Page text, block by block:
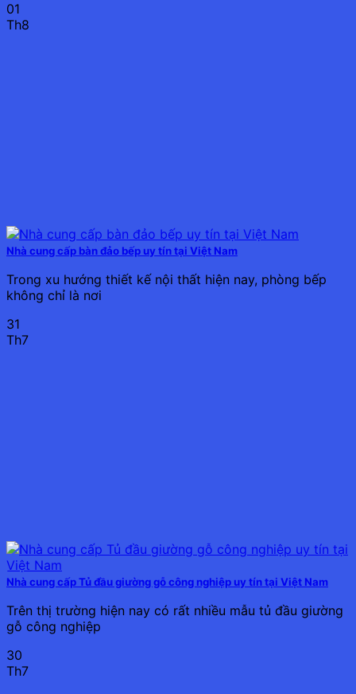
01
Th8
Nhà cung cấp bàn đảo bếp uy tín tại Việt Nam
Trong xu hướng thiết kế nội thất hiện nay, phòng bếp
không chỉ là nơi
31
Th7
Nhà cung cấp Tủ đầu giường gỗ công nghiệp uy tín tại Việt Nam
Trên thị trường hiện nay có rất nhiều mẫu tủ đầu giường
gỗ công nghiệp
30
Th7